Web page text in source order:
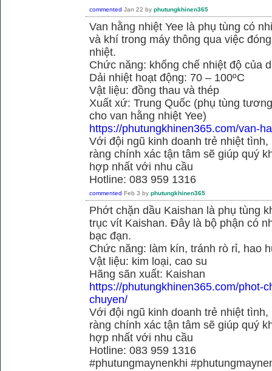
commented Jan 22 by phutungkhinen365
Van hằng nhiệt Yee là phụ tùng có
và khí trong máy thông qua việc
nhiệt.
Chức năng: khống chế nhiệt độ của
Dải nhiệt hoạt động: 70 – 100ºC
Vật liệu: đồng thau và thép
Xuất xứ: Trung Quốc (phụ tùng
cho van hằng nhiệt Yee)
https://phutungkhinen365.com/van-
Với đội ngũ kinh doanh trẻ nhiệt
ràng chính xác tận tâm sẽ giúp quý
hợp nhất với nhu cầu
Hotline: 083 959 1316
commented Feb 3 by phutungkhinen365
Phớt chặn dầu Kaishan là phụ tùng
trục vít Kaishan. Đây là bộ phận có
bạc đạn.
Chức năng: làm kín, tránh rò rỉ, hao
Vật liệu: kim loại, cao su
Hãng sãn xuất: Kaishan
https://phutungkhinen365.com/phot-
chuyen/
Với đội ngũ kinh doanh trẻ nhiệt
ràng chính xác tận tâm sẽ giúp quý
hợp nhất với nhu cầu
Hotline: 083 959 1316
#phutungmaynenkhi